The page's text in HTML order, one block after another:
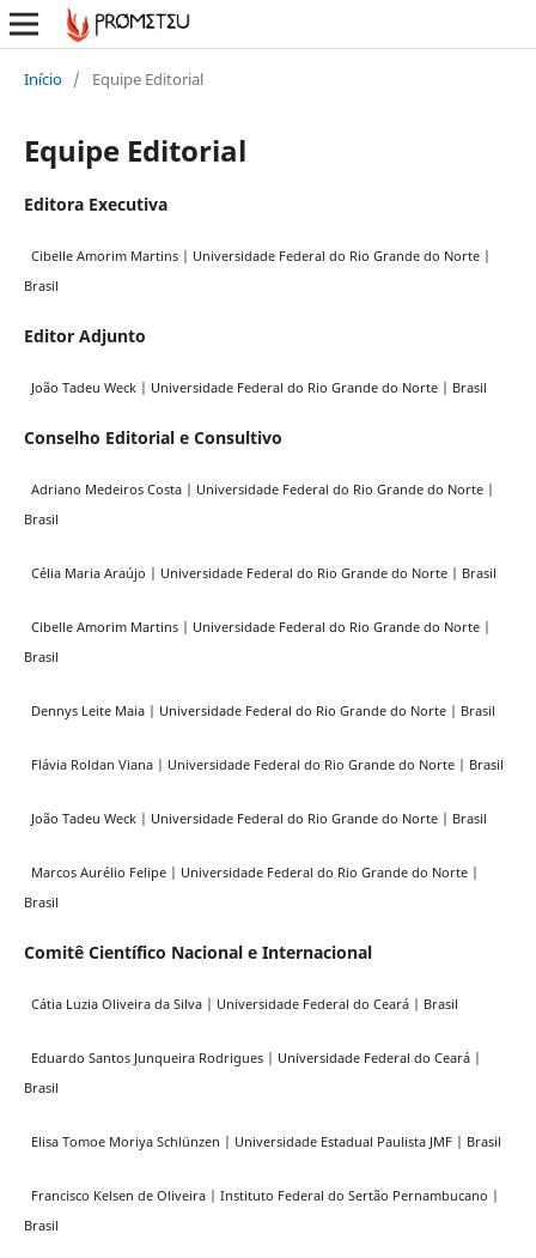
Início / Equipe Editorial
Equipe Editorial
Editora Executiva
Cibelle Amorim Martins | Universidade Federal do Rio Grande do Norte |
Brasil
Editor Adjunto
João Tadeu Weck | Universidade Federal do Rio Grande do Norte | Brasil
Conselho Editorial e Consultivo
Adriano Medeiros Costa | Universidade Federal do Rio Grande do Norte |
Brasil
Célia Maria Araújo | Universidade Federal do Rio Grande do Norte | Brasil
Cibelle Amorim Martins | Universidade Federal do Rio Grande do Norte |
Brasil
Dennys Leite Maia | Universidade Federal do Rio Grande do Norte | Brasil
Flávia Roldan Viana | Universidade Federal do Rio Grande do Norte | Brasil
João Tadeu Weck | Universidade Federal do Rio Grande do Norte | Brasil
Marcos Aurélio Felipe | Universidade Federal do Rio Grande do Norte |
Brasil
Comitê Científico Nacional e Internacional
Cátia Luzia Oliveira da Silva | Universidade Federal do Ceará | Brasil
Eduardo Santos Junqueira Rodrigues | Universidade Federal do Ceará |
Brasil
Elisa Tomoe Moriya Schlünzen | Universidade Estadual Paulista JMF | Brasil
Francisco Kelsen de Oliveira | Instituto Federal do Sertão Pernambucano |
Brasil